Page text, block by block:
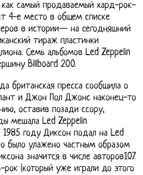
как самый продаваемый хард-рок-
4-е место в общем списке
в истории— на сегодняшний
тираж пластинки
Семь альбомов Led Zeppelin
Billboard 200.
британская пресса сообщила о
и Джон Пол Джонс наконец-то
оставив позади ссору,
мешала Led Zeppelin
1985 году Диксон подал на Led
было улажено частным образом
значится в числе авторов107.
(который уже играли до этого